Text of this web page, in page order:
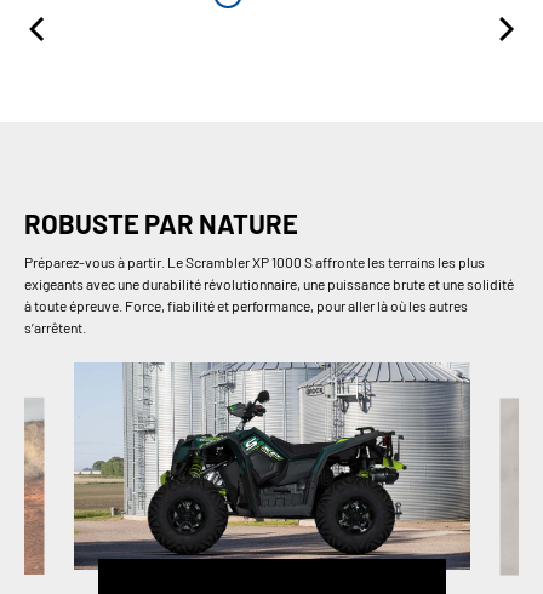
ROBUSTE PAR NATURE
Préparez-vous à partir. Le Scrambler XP 1000 S affronte les terrains les plus
exigeants avec une durabilité révolutionnaire, une puissance brute et une solidité
à toute épreuve. Force, fiabilité et performance, pour aller là où les autres
s’arrêtent.